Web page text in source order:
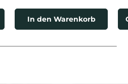
In den Warenkorb